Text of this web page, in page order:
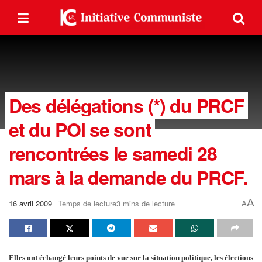
Des délégations (*) du PRCF
et du POI se sont
rencontrées le samedi 28
mars à la demande du PRCF.
16 avril 2009 Temps de lecture3 mins de lecture AA
Elles ont échangé leurs points de vue sur la situation politique, les élections